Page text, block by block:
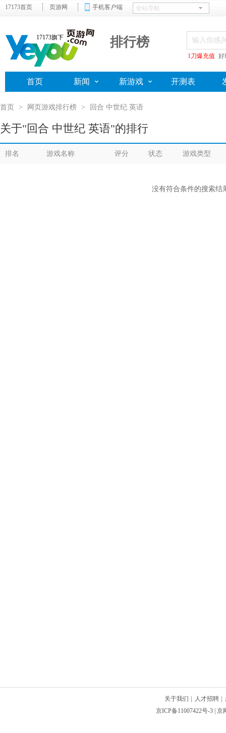
17173首页 页游网 手机客户端
17173旗下 排行榜
1刀爆充值 好
首页 新闻 新游戏 开测表
首页 > 网页游戏排行榜 > 回合 中世纪 英语
关于"回合 中世纪 英语"的排行
排名 游戏名称 评分 状态 游戏类型
没有符合条件的搜索结
关于我们 人才招聘
京ICP备11007422号-3 |